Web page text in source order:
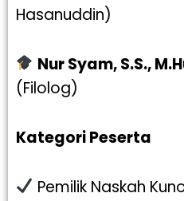
Hasanuddin)
Nur Syam, S.S.,
(Filolog)
Kategori Peserta
Pemilik Naskah